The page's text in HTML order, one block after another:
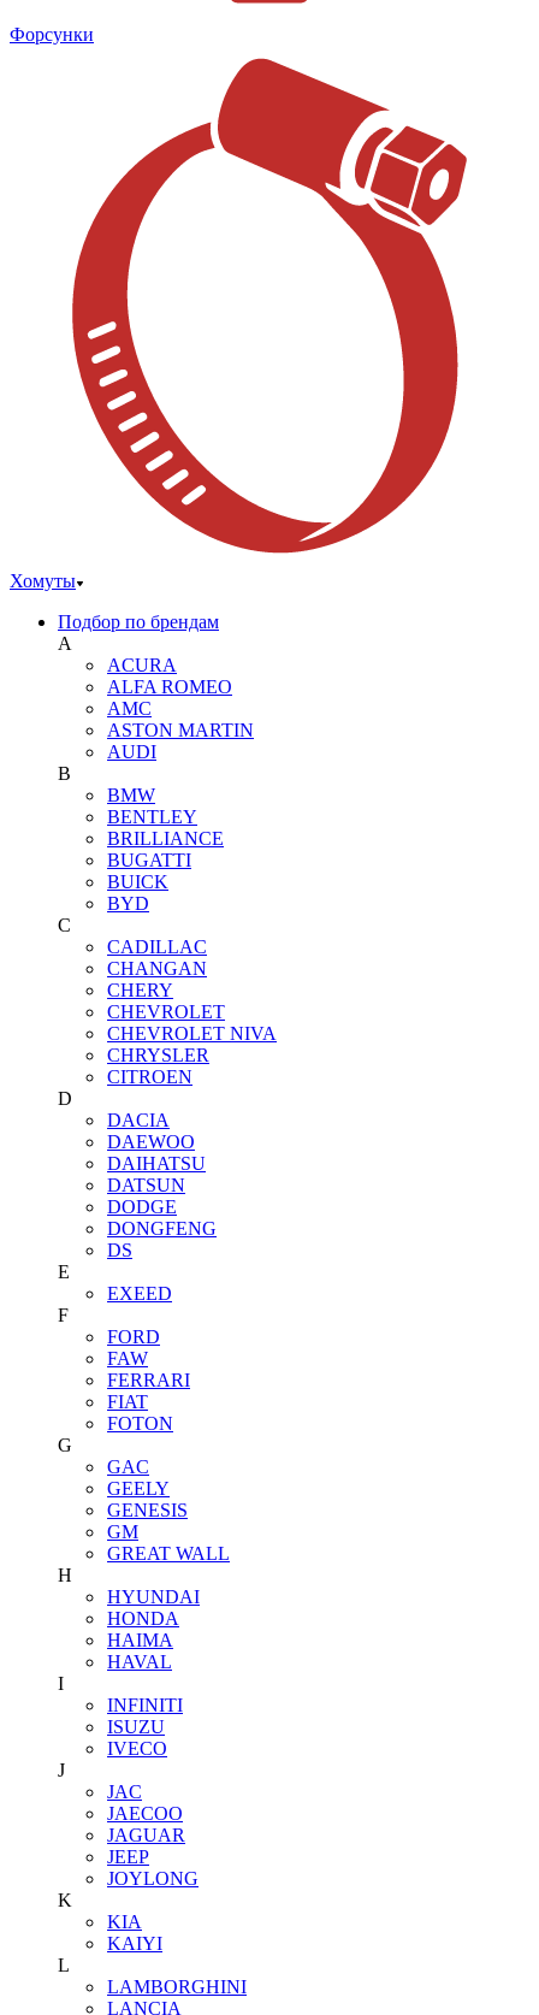
Форсунки
Хомуты
Подбор по брендам
A
ACURA
ALFA ROMEO
AMC
ASTON MARTIN
AUDI
B
BMW
BENTLEY
BRILLIANCE
BUGATTI
BUICK
BYD
C
CADILLAC
CHANGAN
CHERY
CHEVROLET
CHEVROLET NIVA
CHRYSLER
CITROEN
D
DACIA
DAEWOO
DAIHATSU
DATSUN
DODGE
DONGFENG
DS
E
EXEED
F
FORD
FAW
FERRARI
FIAT
FOTON
G
GAC
GEELY
GENESIS
GM
GREAT WALL
H
HYUNDAI
HONDA
HAIMA
HAVAL
I
INFINITI
ISUZU
IVECO
J
JAC
JAECOO
JAGUAR
JEEP
JOYLONG
K
KIA
KAIYI
L
LAMBORGHINI
LANCIA